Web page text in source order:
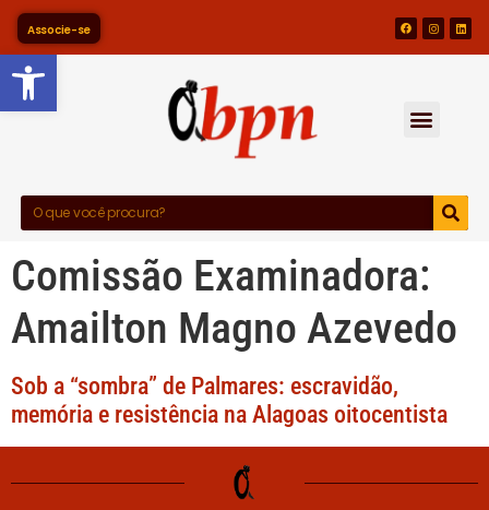
Barra de Ferramentas
Associe-se
Comissão Examinadora:
Amailton Magno Azevedo
Sob a “sombra” de Palmares: escravidão,
memória e resistência na Alagoas oitocentista